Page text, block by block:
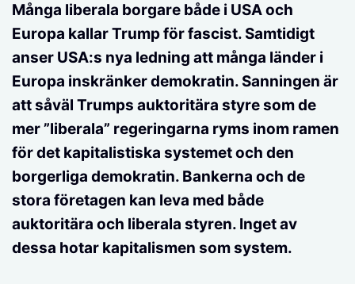
Många liberala borgare både i USA och
Europa kallar Trump för fascist. Samtidigt
anser USA:s nya ledning att många länder i
Europa inskränker demokratin. Sanningen är
att såväl Trumps auktoritära styre som de
mer ”liberala” regeringarna ryms inom ramen
för det kapitalistiska systemet och den
borgerliga demokratin. Bankerna och de
stora företagen kan leva med både
auktoritära och liberala styren. Inget av
dessa hotar kapitalismen som system.